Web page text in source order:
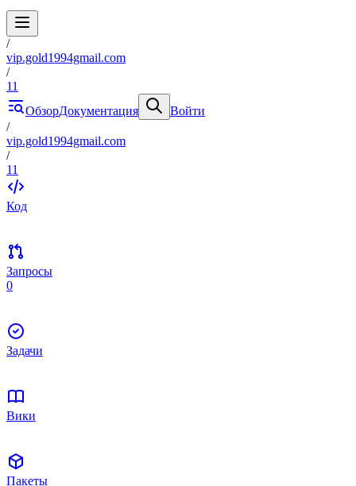
/
vip.gold1994gmail.com
/
11
ОбзорДокументация
Войти
/
vip.gold1994gmail.com
/
11
Код
Запросы
0
Задачи
Вики
Пакеты